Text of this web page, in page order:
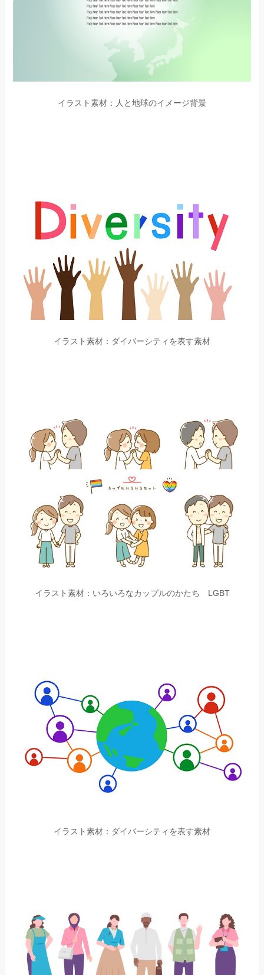
イラスト素材：人と地球のイメージ背景
イラスト素材：ダイバーシティを表す素材
イラスト素材：いろいろなカップルのかたち LGBT
イラスト素材：ダイバーシティを表す素材